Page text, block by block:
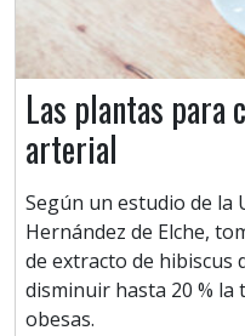
Las plantas para
arterial
Según un estudio de la
Hernández de Elche,
de extracto de hibiscus
disminuir hasta 20 %
obesas.